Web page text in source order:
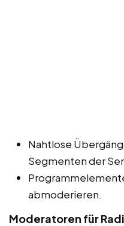
Nahtlose
Segmenten der
abmoderieren.
Moderatoren für